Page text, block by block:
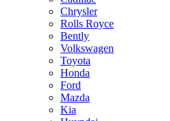
Chrysler
Rolls Royce
Bently
Volkswagen
Toyota
Honda
Ford
Mazda
Kia